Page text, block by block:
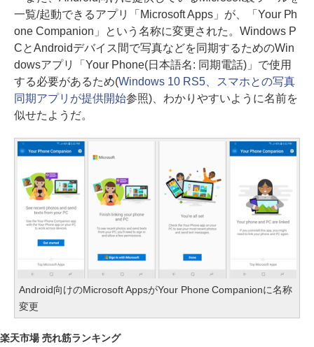
一覧/起動できるアプリ「Microsoft Apps」が、「Your Ph
one Companion」という名称に変更された。Windows P
CとAndroidデバイス間で写真などを同期するためのWin
dowsアプリ「Your Phone(日本語名: 同期電話)」で使用
する必要があるため(Windows 10 RS5、スマホとの写真
同期アプリが提供開始参照)、わかりやすいように名前を
似せたようだ。
Android向けのMicrosoft AppsがYour Phone Companionに名称
変更
楽天市場 売れ筋ランキング